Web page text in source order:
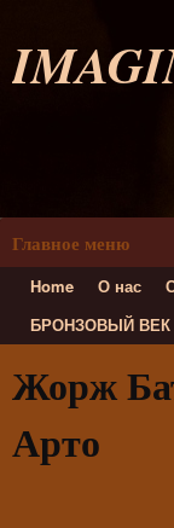
Главное меню
Home О нас
БРОНЗОВЫЙ ВЕК
Жорж
Арто